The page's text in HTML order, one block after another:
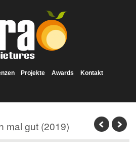
Projekte Awards
Kontakt
mal gut (2019)